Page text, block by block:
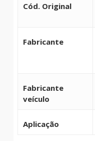
Cód. Original
Fabricante
Fabricante
veículo
Aplicação